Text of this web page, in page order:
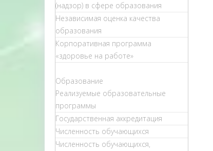
(надзор) в сфере образования
Независимая оценка качества
образования
Корпоративная программа
«здоровье на работе»
Образование
Реализуемые образовательные
программы
Государственная аккредитация
Численность обучающихся
Численность обучающихся,